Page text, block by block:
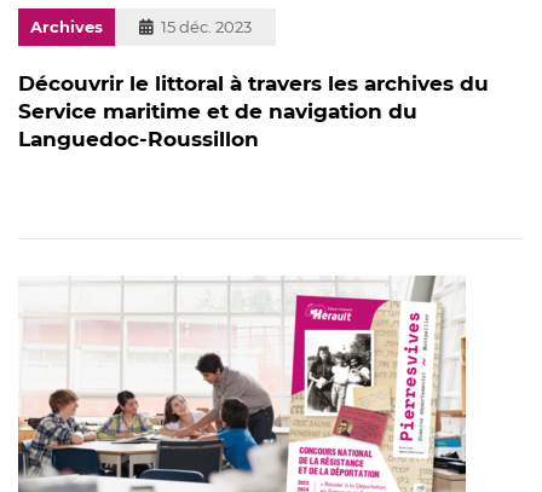
Archives
Publié
15 déc. 2023
Découvrir le littoral à travers les archives du
Service maritime et de navigation du
Languedoc-Roussillon